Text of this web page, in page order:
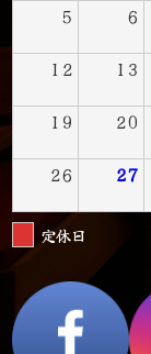
5
6
12
13
19
20
26
27
定休日